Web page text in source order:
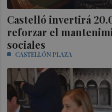
Castelló invertirá
reforzar el
sociales
CASTELLÓN PLAZA